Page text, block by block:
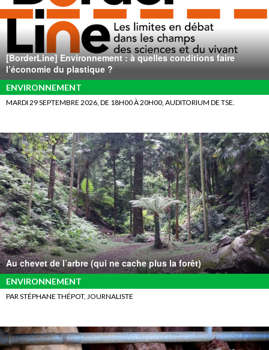
[BorderLine] Environnement : à quelles conditions faire
l’économie du plastique ?
ENVIRONNEMENT
MARDI 29 SEPTEMBRE 2026, DE 18H00 À 20H00, AUDITORIUM DE TSE.
Au chevet de l’arbre (qui ne cache plus la forêt)
ENVIRONNEMENT
PAR STÉPHANE THÉPOT, JOURNALISTE